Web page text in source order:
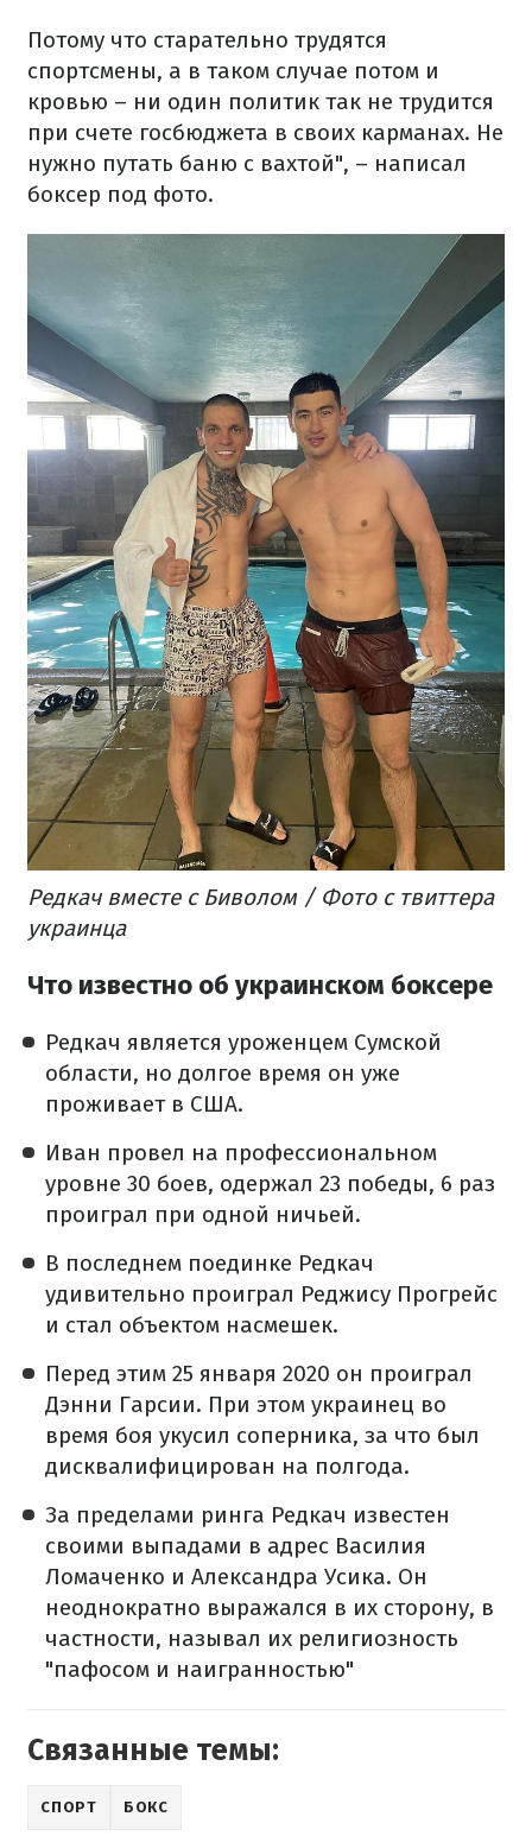
Потому что старательно трудятся
спортсмены, а в таком случае потом и
кровью – ни один политик так не трудится
при счете госбюджета в своих карманах. Не
нужно путать баню с вахтой", – написал
боксер под фото.
Редкач вместе с Биволом / Фото с твиттера
украинца
Что известно об украинском боксере
Редкач является уроженцем Сумской
области, но долгое время он уже
проживает в США.
Иван провел на профессиональном
уровне 30 боев, одержал 23 победы, 6 раз
проиграл при одной ничьей.
В последнем поединке Редкач
удивительно проиграл Реджису Прогрейс
и стал объектом насмешек.
Перед этим 25 января 2020 он проиграл
Дэнни Гарсии. При этом украинец во
время боя укусил соперника, за что был
дисквалифицирован на полгода.
За пределами ринга Редкач известен
своими выпадами в адрес Василия
Ломаченко и Александра Усика. Он
неоднократно выражался в их сторону, в
частности, называл их религиозность
"пафосом и наигранностью"
Связанные темы:
СПОРТ БОКС